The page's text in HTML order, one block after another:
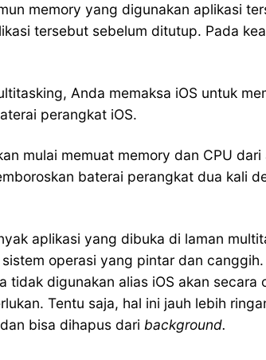
memory yang digunakan aplikasi
tersebut sebelum ditutup. Pada
Anda memaksa iOS untuk
perangkat iOS.
mulai memuat memory dan CPU
baterai perangkat dua kali
aplikasi yang dibuka di laman
operasi yang pintar dan
tidak digunakan alias iOS akan
Tentu saja, hal ini jauh lebih
bisa dihapus dari background.